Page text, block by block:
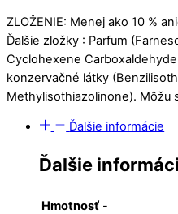
ZLOŽENIE: Menej ako 10 %
Ďalšie zložky : Parfum
Cyclohexene
konzervačné látky
Methylisothiazolinone). Môžu
Ďalšie informácie
Ďalšie
Hmotnosť -